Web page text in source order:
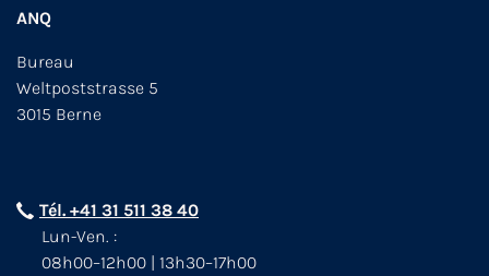
ANQ
Bureau
Weltpoststrasse 5
3015 Berne
Tél. +41 31 511 38 40
Lun-Ven. :
08h00–12h00 | 13h30–17h00